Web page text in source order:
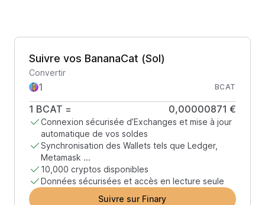
Suivre vos BananaCat (Sol)
Convertir
BCAT
1 BCAT = 0,00000871 €
Connexion sécurisée d’Exchanges et mise à jour
automatique de vos soldes
Synchronisation des Wallets tels que Ledger,
Metamask ...
10,000 cryptos disponibles
Données sécurisées et accès en lecture seule
Suivre sur Finary